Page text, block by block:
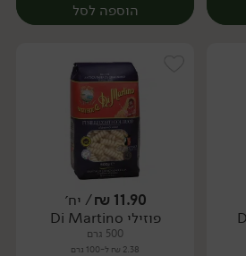
הוספה לסל
יח׳
11.90
₪/ יח׳
פוזילי Di Martino
500 גרם
2.38 ₪ ל-100 גרם